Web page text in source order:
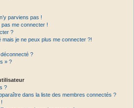
parviens pas !
me connecter !
?
je ne peux plus me connecter ?!
?
» ?
?
dans la liste des membres connectés ?